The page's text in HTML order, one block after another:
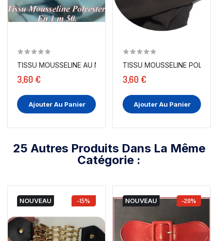
TISSU MOUSSELINE AU MÈTRE POLYESTER CIEL A COUDRE.
3,60 €
Ajouter Au Panier
TISSU MOUSSELINE
3,60 €
Ajouter Au Panier
25 Autres Produits Dans La Même
Catégorie :
NOUVEAU -15% NOUVEAU -20%